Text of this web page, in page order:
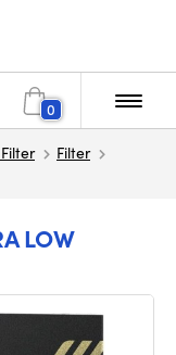
0
Filter
LOW